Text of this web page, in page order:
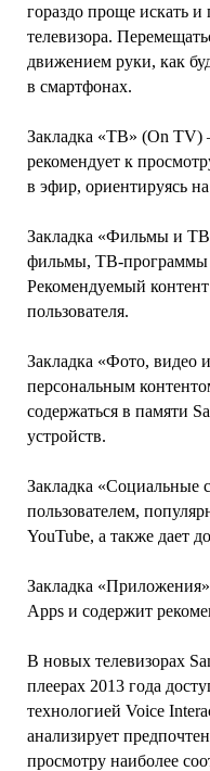
гораздо проще искать
телевизора.
движением руки, как
в смартфонах.
Закладка «ТВ» (On TV)
рекомендует к
в эфир, ориентируясь
Закладка «Фильмы и
фильмы, ТВ-программы
Рекомендуемый контент
пользователя.
Закладка «Фото, видео
персональным
содержаться в памяти
устройств.
Закладка «Социальные
пользователем,
YouTube, а также дает
Закладка
Apps и содержит
В новых телевизорах
плеерах 2013 года
технологией Voice
анализирует
просмотру наиболее